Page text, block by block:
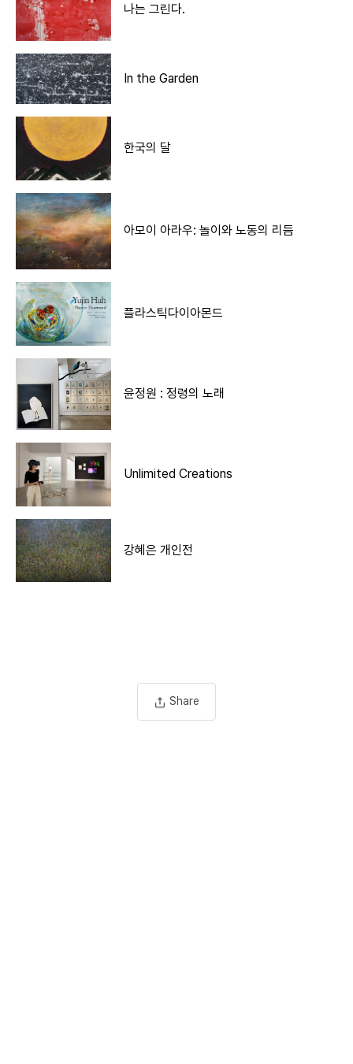
나는 그린다.
In the Garden
한국의 달
아모이 아라우: 놀이와 노동의 리듬
플라스틱다이아몬드
윤정원 : 정령의 노래
Unlimited Creations
강혜은 개인전
Share